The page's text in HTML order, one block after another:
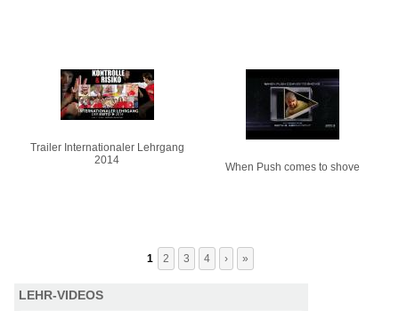
Trailer Internationaler Lehrgang
2014
When Push comes to shove
1 2 3 4 › »
LEHR-VIDEOS